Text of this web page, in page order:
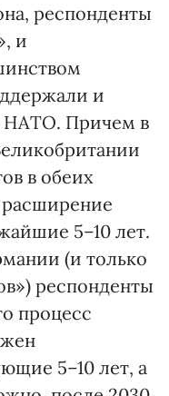
респонденты
и
и
НАТО. Причем в
в обеих
расширение
5–10 лет.
(и только
респонденты
процесс
5–10 лет, а